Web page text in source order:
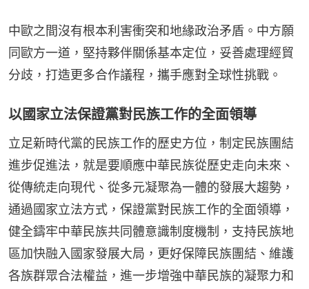
中歐之間沒有根本利害衝突和地緣政治矛盾。中方願
同歐方一道，堅持夥伴關係基本定位，妥善處理經貿
分歧，打造更多合作議程，攜手應對全球性挑戰。
以國家立法保證黨對民族工作的全面領導
立足新時代黨的民族工作的歷史方位，制定民族團結
進步促進法，就是要順應中華民族從歷史走向未來、
從傳統走向現代、從多元凝聚為一體的發展大趨勢，
通過國家立法方式，保證黨對民族工作的全面領導，
健全鑄牢中華民族共同體意識制度機制，支持民族地
區加快融入國家發展大局，更好保障民族團結、維護
各族群眾合法權益，進一步增強中華民族的凝聚力和